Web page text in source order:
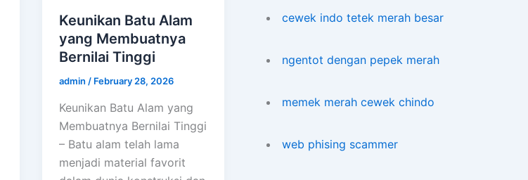
Keunikan Batu Alam
yang Membuatnya
Bernilai Tinggi
admin / February 28, 2026
Keunikan Batu Alam yang
Membuatnya Bernilai Tinggi
– Batu alam telah lama
menjadi material favorit
cewek indo tetek merah besar
ngentot dengan pepek merah
memek merah cewek chindo
web phising scammer